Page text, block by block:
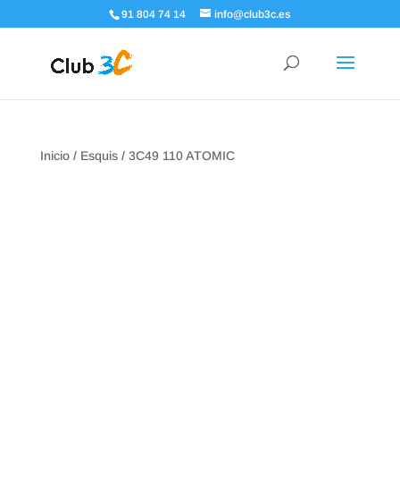
91 804 74 14 info@club3c.es
Inicio/ Esquis/ 3C49 110 ATOMIC